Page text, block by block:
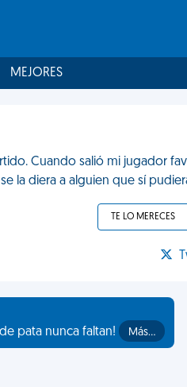
MEJORES
Cuando salió mi jugador
la diera a alguien que sí
TE LO MERECES
pata nunca faltan!
Más…